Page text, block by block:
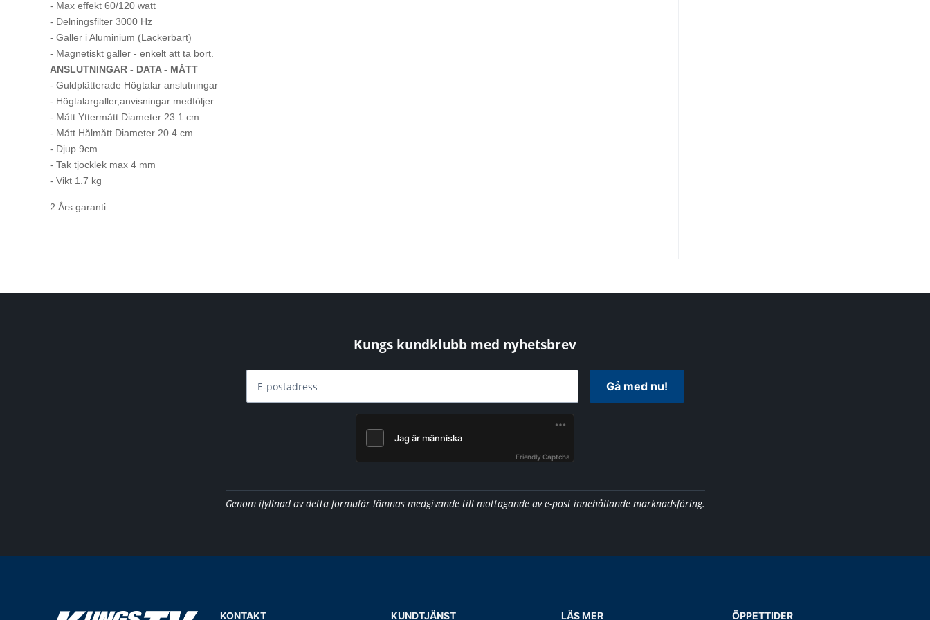
- Max effekt 60/120 watt
- Delningsfilter 3000 Hz
- Galler i Aluminium (Lackerbart)
- Magnetiskt galler - enkelt att ta bort.
ANSLUTNINGAR - DATA - MÅTT
- Guldplätterade Högtalar anslutningar
- Högtalargaller,anvisningar medföljer
- Mått Yttermått Diameter 23.1 cm
- Mått Hålmått Diameter 20.4 cm
- Djup 9cm
- Tak tjocklek max 4 mm
- Vikt 1.7 kg
2 Års garanti
Kungs kundklubb med nyhetsbrev
E-postadress Gå med nu!
Friendly Captcha
Genom ifyllnad av detta formulär lämnas medgivande till mottagande av e-post innehållande marknadsföring.
KONTAKT KUNDTJÄNST LÄS MER ÖPPETTIDER